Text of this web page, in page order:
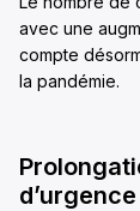
avec une
compte
la pandémie.
d’urgence